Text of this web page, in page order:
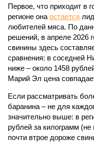
Первое, что приходит в
регионе она остается
любителей мяса. По
решений, в апреле 2026
свинины здесь
сравнения: в соседней
ниже – около 1458
Марий Эл цена
Если рассматривать
баранина – не для
значительно выше: в
рублей за килограмм
почти втрое дороже